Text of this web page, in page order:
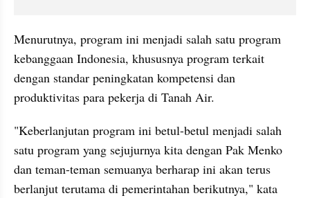
Menurutnya, program ini menjadi salah satu program
kebanggaan Indonesia, khususnya program terkait
dengan standar peningkatan kompetensi dan
produktivitas para pekerja di Tanah Air.
"Keberlanjutan program ini betul-betul menjadi salah
satu program yang sejujurnya kita dengan Pak Menko
dan teman-teman semuanya berharap ini akan terus
berlanjut terutama di pemerintahan berikutnya," kata